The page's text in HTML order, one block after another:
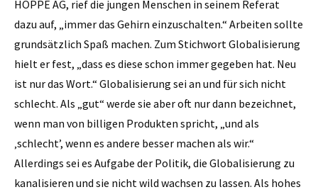
HOPPE AG, rief die jungen Menschen in seinem Referat
dazu auf, „immer das Gehirn einzuschalten.“ Arbeiten sollte
grundsätzlich Spaß machen. Zum Stichwort Globalisierung
hielt er fest, „dass es diese schon immer gegeben hat. Neu
ist nur das Wort.“ Globalisierung sei an und für sich nicht
schlecht. Als „gut“ werde sie aber oft nur dann bezeichnet,
wenn man von billigen Produkten spricht, „und als
‚schlecht’, wenn es andere besser machen als wir.“
Allerdings sei es Aufgabe der Politik, die Globalisierung zu
kanalisieren und sie nicht wild wachsen zu lassen. Als hohes